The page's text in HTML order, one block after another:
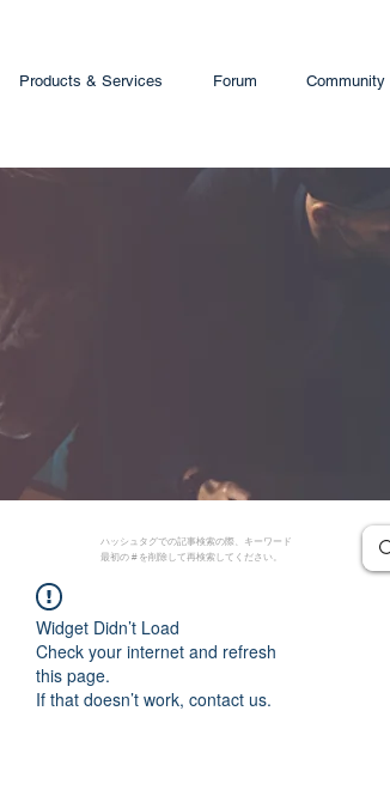
Products & Services Forum Community
ハッシュタグでの記事検索の際、キーワード
最初の # を削除して再検索してください。
Widget Didn’t Load
Check your internet and refresh
this page.
If that doesn’t work, contact us.